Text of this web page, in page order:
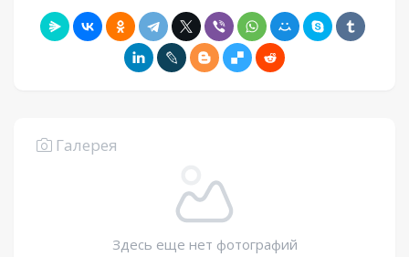
Галерея
Здесь еще нет фотографий